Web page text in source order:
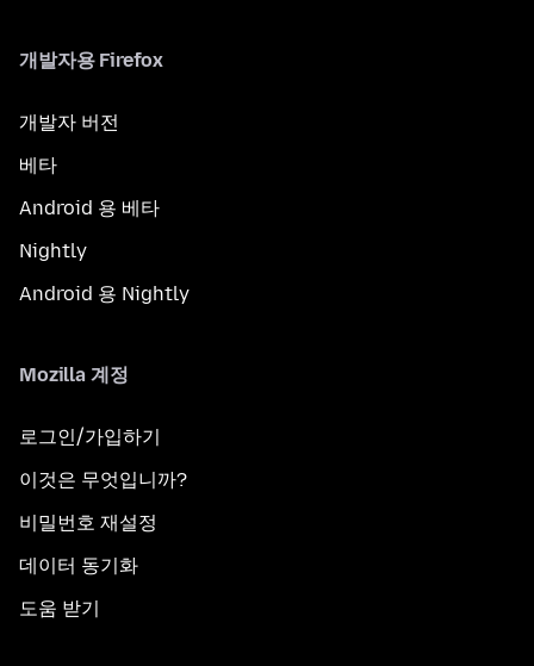
개발자용 Firefox
개발자 버전
베타
Android 용 베타
Nightly
Android 용 Nightly
Mozilla 계정
로그인/가입하기
이것은 무엇입니까?
비밀번호 재설정
데이터 동기화
도움 받기